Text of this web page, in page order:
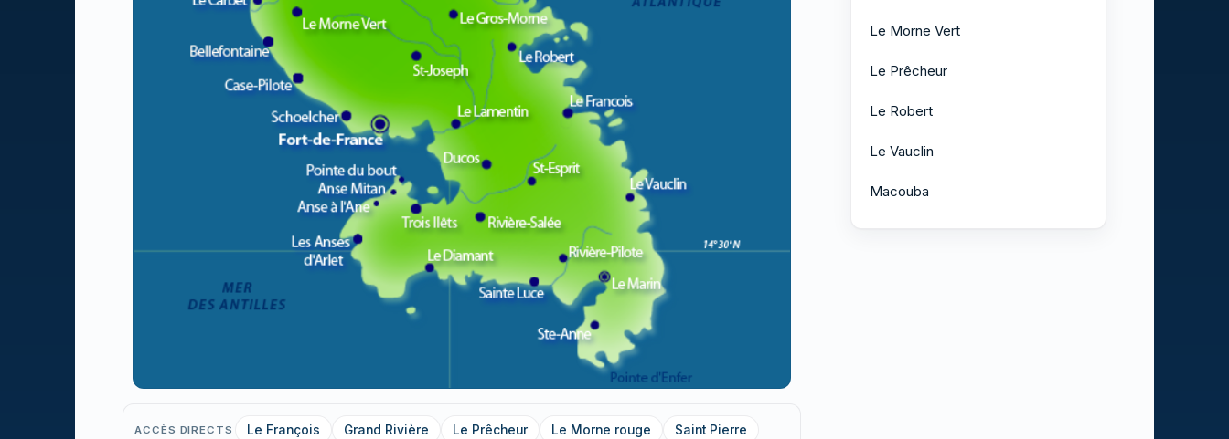
ACCÈS DIRECTS Le François Grand Rivière Le Prêcheur Le Morne rouge
Saint Pierre
Le Morne Vert
Le Prêcheur
Le Robert
Le Vauclin
Macouba